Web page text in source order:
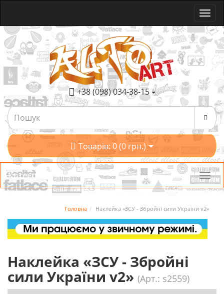
+38 (098) 034-38-15
Товарів: 0 (0 грн.)
Категорії
Головна Наклейка «ЗСУ - Збройні сили України v2»
Наклейка «ЗСУ - Збройні
сили України v2» (Арт.: s2559)